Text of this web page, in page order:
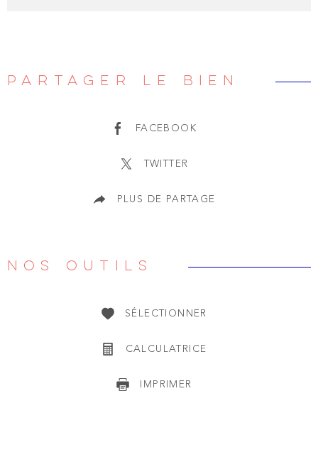
PARTAGER LE BIEN
FACEBOOK
TWITTER
PLUS DE PARTAGE
NOS OUTILS
SÉLECTIONNER
CALCULATRICE
IMPRIMER